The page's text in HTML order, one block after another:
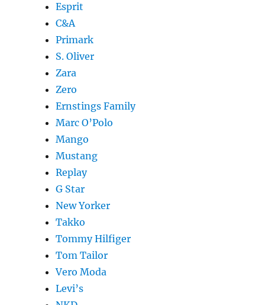
Esprit
C&A
Primark
S. Oliver
Zara
Zero
Ernstings Family
Marc O’Polo
Mango
Mustang
Replay
G Star
New Yorker
Takko
Tommy Hilfiger
Tom Tailor
Vero Moda
Levi’s